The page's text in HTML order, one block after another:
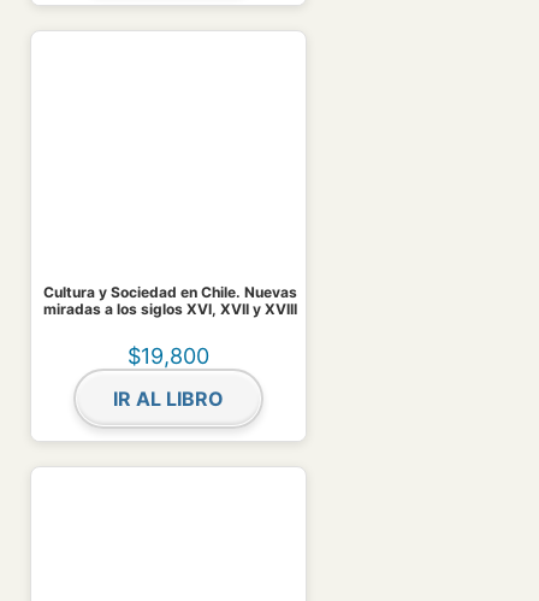
Cultura y Sociedad en Chile. Nuevas
miradas a los siglos XVI, XVII y XVIII
$19,800
IR AL LIBRO